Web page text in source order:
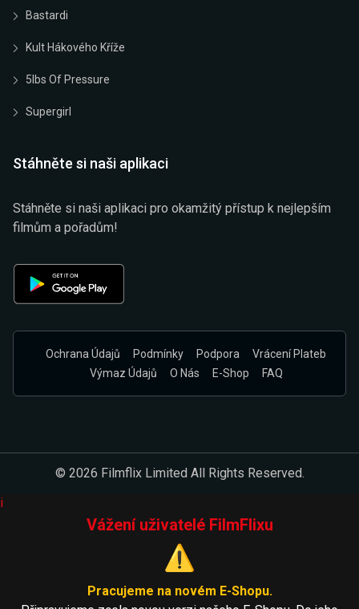
Bastardi
Kult Hákového Kříže
5lbs Of Pressure
Supergirl
Stáhněte si naši aplikaci
Stáhněte si naši aplikaci pro okamžitý přístup k nejlepším
filmům a pořadům!
Ochrana Údajů Podmínky Podpora
Vrácení Plateb
Výmaz Údajů
O Nás E-Shop FAQ
© 2026 Filmflix Limited All Rights Reserved.
i
Vážení uživatelé FilmFlixu
⚠️
Pracujeme na novém E-Shopu.